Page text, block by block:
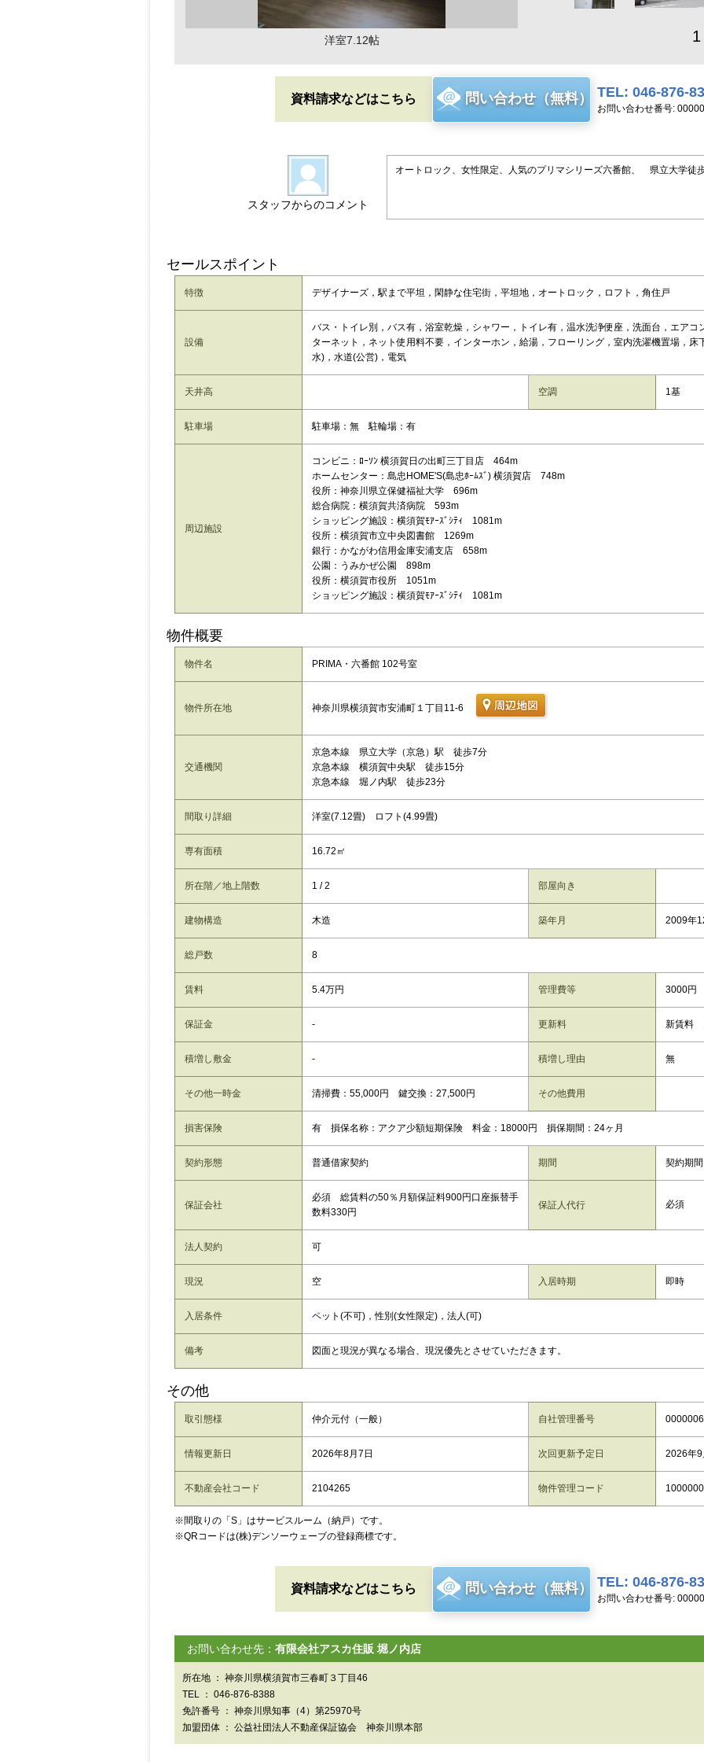
洋室7.12帖
資料請求などはこちら 問い合わせ（無料） TEL: 046-876-
お問い合わせ番号:
スタッフからのコメント
オートロック、女性限定、人気のプリマシリーズ六番館、 県立大学徒
セールスポイント
特徴 デザイナーズ，駅まで平坦，閑静な住宅街，平坦地，オートロック，ロフト，角住戸
設備
バス・トイレ別，バス有，浴室乾燥，シャワー，トイレ有，温水洗浄便座，洗面台，エア
ターネット，ネット使用料不要，インターホン，給湯，フローリング，室内洗濯機置場，
水)，水道(公営)，電気
天井高 空調 1基
駐車場 駐車場：無 駐輪場：有
周辺施設
コンビニ：ﾛｰｿﾝ 横須賀日の出町三丁目店 464m
ホームセンター：島忠HOME'S(島忠ﾎｰﾑｽﾞ) 横須賀店 748m
役所：神奈川県立保健福祉大学 696m
総合病院：横須賀共済病院 593m
ショッピング施設：横須賀ﾓｱｰｽﾞｼﾃｨ 1081m
役所：横須賀市立中央図書館 1269m
銀行：かながわ信用金庫安浦支店 658m
公園：うみかぜ公園 898m
役所：横須賀市役所 1051m
ショッピング施設：横須賀ﾓｱｰｽﾞｼﾃｨ 1081m
物件概要
物件名 PRIMA・六番館 102号室
物件所在地 神奈川県横須賀市安浦町１丁目11-6
交通機関
京急本線 県立大学（京急）駅 徒歩7分
京急本線 横須賀中央駅 徒歩15分
京急本線 堀ノ内駅 徒歩23分
間取り詳細 洋室(7.12畳) ロフト(4.99畳)
専有面積 16.72㎡
所在階／地上階数 1 / 2 部屋向き
建物構造 木造 築年月 2009年
総戸数 8
賃料 5.4万円 管理費等 3000円
保証金 - 更新料 新賃料
積増し敷金 - 積増し理由 無
その他一時金 清掃費：55,000円 鍵交換：27,500円 その他費用
損害保険 有 損保名称：アクア少額短期保険 料金：18000円 損保期間：24ヶ月
契約形態 普通借家契約 期間 契約期
保証会社
必須 総賃料の50％月額保証料900円口座振替手
数料330円
保証人代行 必須
法人契約 可
現況 空 入居時期 即時
入居条件 ペット(不可)，性別(女性限定)，法人(可)
備考 図面と現況が異なる場合、現況優先とさせていただきます。
その他
取引態様 仲介元付（一般） 自社管理番号
情報更新日 2026年8月7日 次回更新予定日 2026年
不動産会社コード 2104265 物件管理コード
※間取りの「S」はサービスルーム（納戸）です。
※QRコードは(株)デンソーウェーブの登録商標です。
資料請求などはこちら 問い合わせ（無料） TEL: 046-876-
お問い合わせ番号:
お問い合わせ先： 有限会社アスカ住販 堀ノ内店
所在地 ： 神奈川県横須賀市三春町３丁目46
TEL ： 046-876-8388
免許番号 ： 神奈川県知事（4）第25970号
加盟団体 ： 公益社団法人不動産保証協会 神奈川県本部